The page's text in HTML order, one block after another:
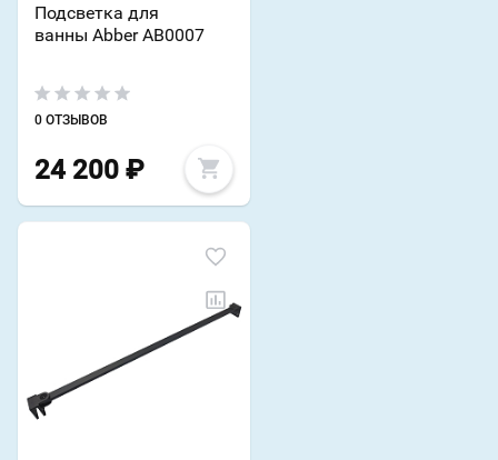
Подсветка для
ванны Abber AB0007
0 ОТЗЫВОВ
24 200 ₽